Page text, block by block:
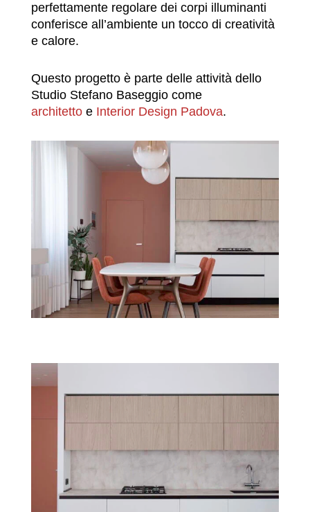
perfettamente regolare dei corpi illuminanti
conferisce all’ambiente un tocco di creatività
e calore.
Questo progetto è parte delle attività dello
Studio Stefano Baseggio come
architettoe Interior Design Padova.